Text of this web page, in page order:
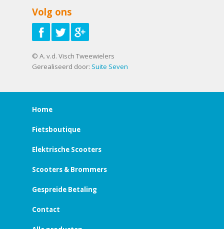
Volg ons
© A. v.d. Visch Tweewielers
Gerealiseerd door: Suite Seven
Home
Fietsboutique
Elektrische Scooters
Scooters & Brommers
Gespreide Betaling
Contact